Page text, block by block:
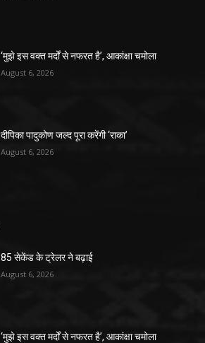
‘मुझे इस वक्त मर्दों से नफरत है’, आकांक्षा चमोला
August 6, 2026
दीपिका पादुकोण जल्द पूरा करेंगी ‘राका’
August 6, 2026
85 सेकेंड के ट्रेलर ने बढ़ाई
August 6, 2026
‘मुझे इस वक्त मर्दों से नफरत है’, आकांक्षा चमोला